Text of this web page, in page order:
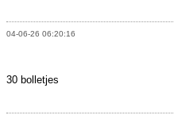
04-06-26 06:20:16
30 bolletjes